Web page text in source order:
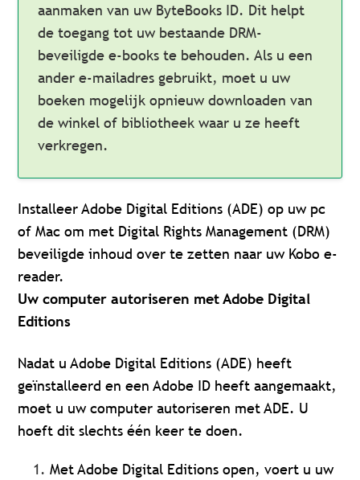
aanmaken van uw ByteBooks ID. Dit helpt
de toegang tot uw bestaande DRM-
beveiligde e-books te behouden. Als u een
ander e-mailadres gebruikt, moet u uw
boeken mogelijk opnieuw downloaden van
de winkel of bibliotheek waar u ze heeft
verkregen.
Installeer Adobe Digital Editions (ADE) op uw pc
of Mac om met Digital Rights Management (DRM)
beveiligde inhoud over te zetten naar uw Kobo e-
reader.
Uw computer autoriseren met Adobe Digital
Editions
Nadat u Adobe Digital Editions (ADE) heeft
geïnstalleerd en een Adobe ID heeft aangemaakt,
moet u uw computer autoriseren met ADE. U
hoeft dit slechts één keer te doen.
Met Adobe Digital Editions open, voert u uw